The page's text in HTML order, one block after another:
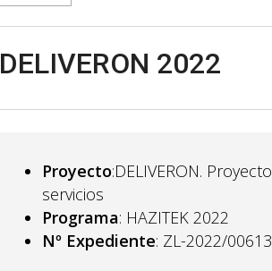
DELIVERON 2022
Proyecto:DELIVERON.
servicios
Programa: HAZITEK 2022
Nº Expediente: ZL-2022/00613